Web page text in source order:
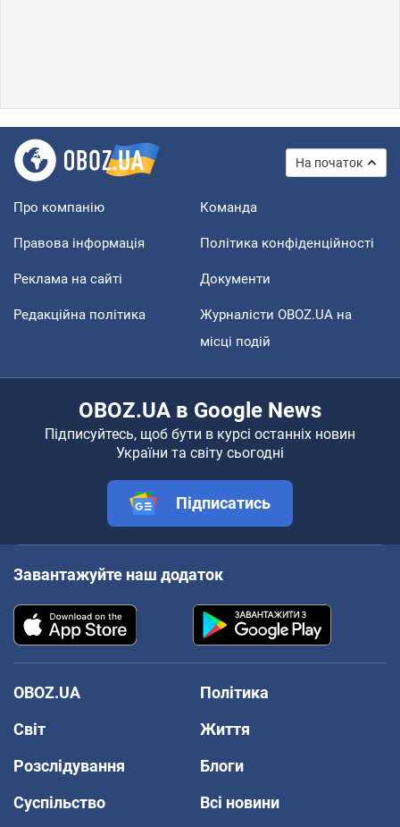
На початок
Про компанію Команда
Правова інформація Політика конфіденційності
Реклама на сайті Документи
Редакційна політика
Журналісти OBOZ.UA на
місці подій
OBOZ.UA в Google News
Підписуйтесь, щоб бути в курсі останніх новин
України та світу сьогодні
Підписатись
Завантажуйте наш додаток
OBOZ.UA
Політика
Світ
Життя
Розслідування
Блоги
Суспільство
Всі новини